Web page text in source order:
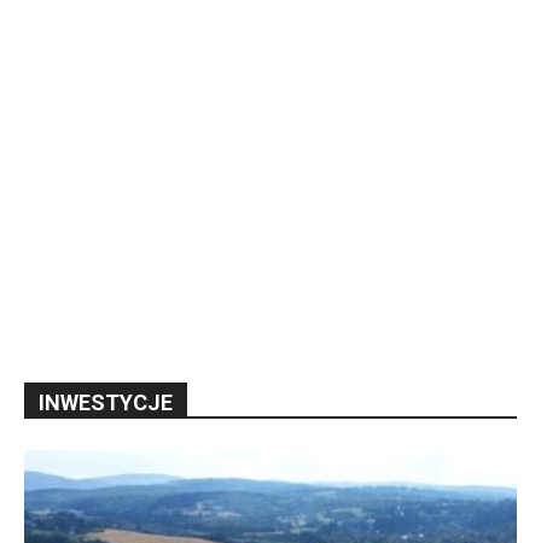
INWESTYCJE